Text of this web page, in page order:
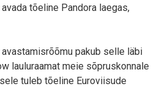
tõeline Pandora laegas,
pakub selle läbi
lauluraamat meie sõpruskonnale
tuleb tõeline Euroviisude